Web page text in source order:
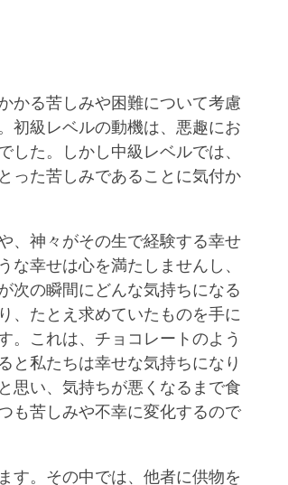
る苦しみや困難について考慮
初級レベルの動機は、悪趣にお
た。しかし中級レベルでは、
った苦しみであることに気付か
、神々がその生で経験する幸せ
幸せは心を満たしませんし、
次の瞬間にどんな気持ちになる
、たとえ求めていたものを手に
。これは、チョコレートのよう
と私たちは幸せな気持ちになり
思い、気持ちが悪くなるまで食
も苦しみや不幸に変化するので
す。その中では、他者に供物を